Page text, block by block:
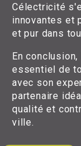
Célectricité
innovantes et
et pur dans
En
essentiel de
avec son
partenaire
qualité et
ville.